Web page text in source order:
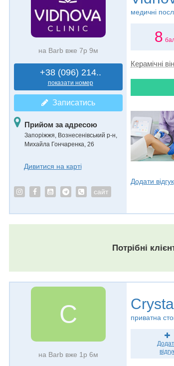
на Barb вже 7р 9м
+38 (096) 214..
показати номер
Записатись
Прийом за адресою
Запоріжжя, Вознесенівський р-н,
Михайла Гончаренка, 26
Дивитися на карті
сайт
медичні
8
Керамічні
Додати відгук
Потрібні
C
на Barb вже 1р 6м
приватна